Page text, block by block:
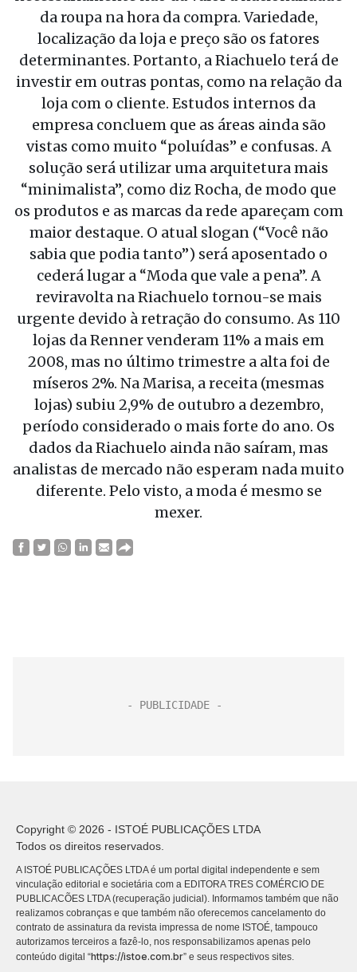
da roupa na hora da compra. Variedade,
localização da loja e preço são os fatores
determinantes. Portanto, a Riachuelo terá de
investir em outras pontas, como na relação da
loja com o cliente. Estudos internos da
empresa concluem que as áreas ainda são
vistas como muito “poluídas” e confusas. A
solução será utilizar uma arquitetura mais
“minimalista”, como diz Rocha, de modo que
os produtos e as marcas da rede apareçam com
maior destaque. O atual slogan (“Você não
sabia que podia tanto”) será aposentado o
cederá lugar a “Moda que vale a pena”. A
reviravolta na Riachuelo tornou-se mais
urgente devido à retração do consumo. As 110
lojas da Renner venderam 11% a mais em
2008, mas no último trimestre a alta foi de
míseros 2%. Na Marisa, a receita (mesmas
lojas) subiu 2,9% de outubro a dezembro,
período considerado o mais forte do ano. Os
dados da Riachuelo ainda não saíram, mas
analistas de mercado não esperam nada muito
diferente. Pelo visto, a moda é mesmo se
mexer.
Copyright © 2026 - ISTOÉ PUBLICAÇÕES LTDA
Todos os direitos reservados.
A ISTOÉ PUBLICAÇÕES LTDA é um portal digital independente e sem
vinculação editorial e societária com a EDITORA TRES COMÉRCIO DE
PUBLICACÕES LTDA (recuperação judicial). Informamos também que não
realizamos cobranças e que também não oferecemos cancelamento do
contrato de assinatura da revista impressa de nome ISTOÉ, tampouco
autorizamos terceiros a fazê-lo, nos responsabilizamos apenas pelo
conteúdo digital “https://istoe.com.br” e seus respectivos sites.